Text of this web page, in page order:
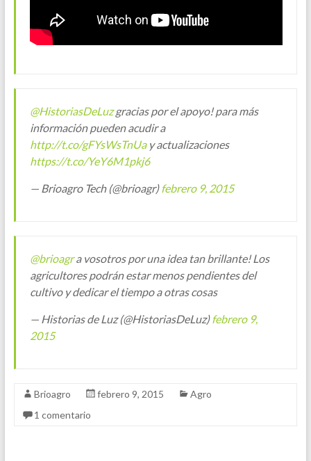
@HistoriasDeLuzgracias por el apoyo! para más
información pueden acudir a
http://t.co/gFYsWsTnUay actualizaciones
https://t.co/YeY6M1pkj6
— Brioagro Tech (@brioagr) febrero 9, 2015
@brioagra vosotros por una idea tan brillante! Los
agricultores podrán estar menos pendientes del
cultivo y dedicar el tiempo a otras cosas
— Historias de Luz (@HistoriasDeLuz) febrero 9,
2015
Brioagro febrero 9, 2015
Agro
1 comentario